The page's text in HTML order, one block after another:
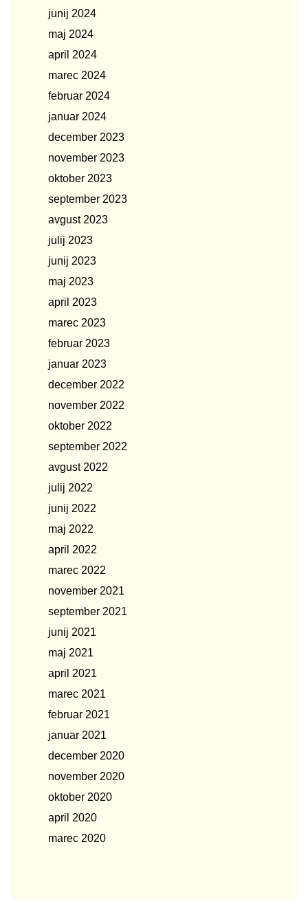
junij 2024
maj 2024
april 2024
marec 2024
februar 2024
januar 2024
december 2023
november 2023
oktober 2023
september 2023
avgust 2023
julij 2023
junij 2023
maj 2023
april 2023
marec 2023
februar 2023
januar 2023
december 2022
november 2022
oktober 2022
september 2022
avgust 2022
julij 2022
junij 2022
maj 2022
april 2022
marec 2022
november 2021
september 2021
junij 2021
maj 2021
april 2021
marec 2021
februar 2021
januar 2021
december 2020
november 2020
oktober 2020
april 2020
marec 2020